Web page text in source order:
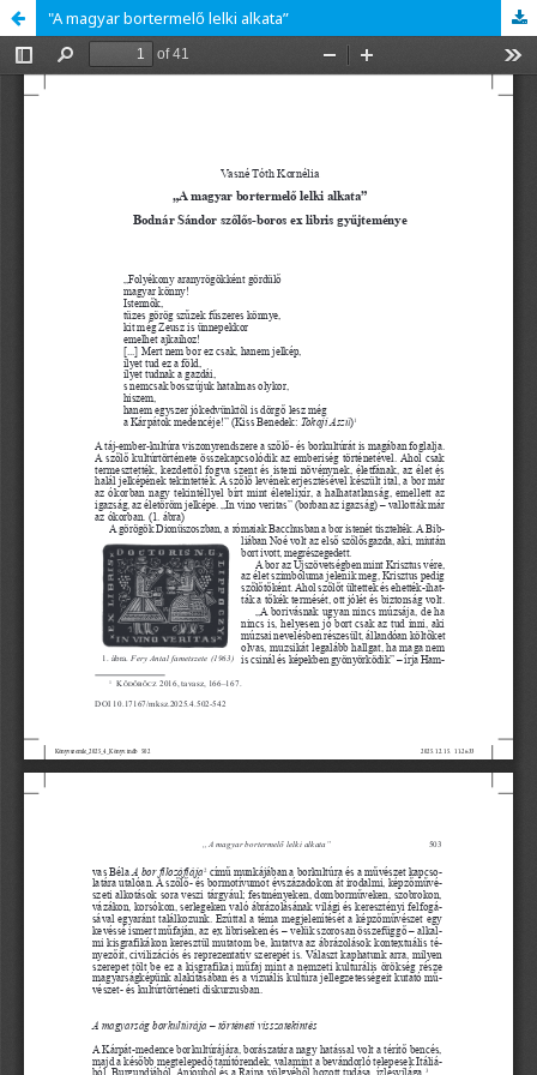
"A magyar bortermelő lelki alkata”